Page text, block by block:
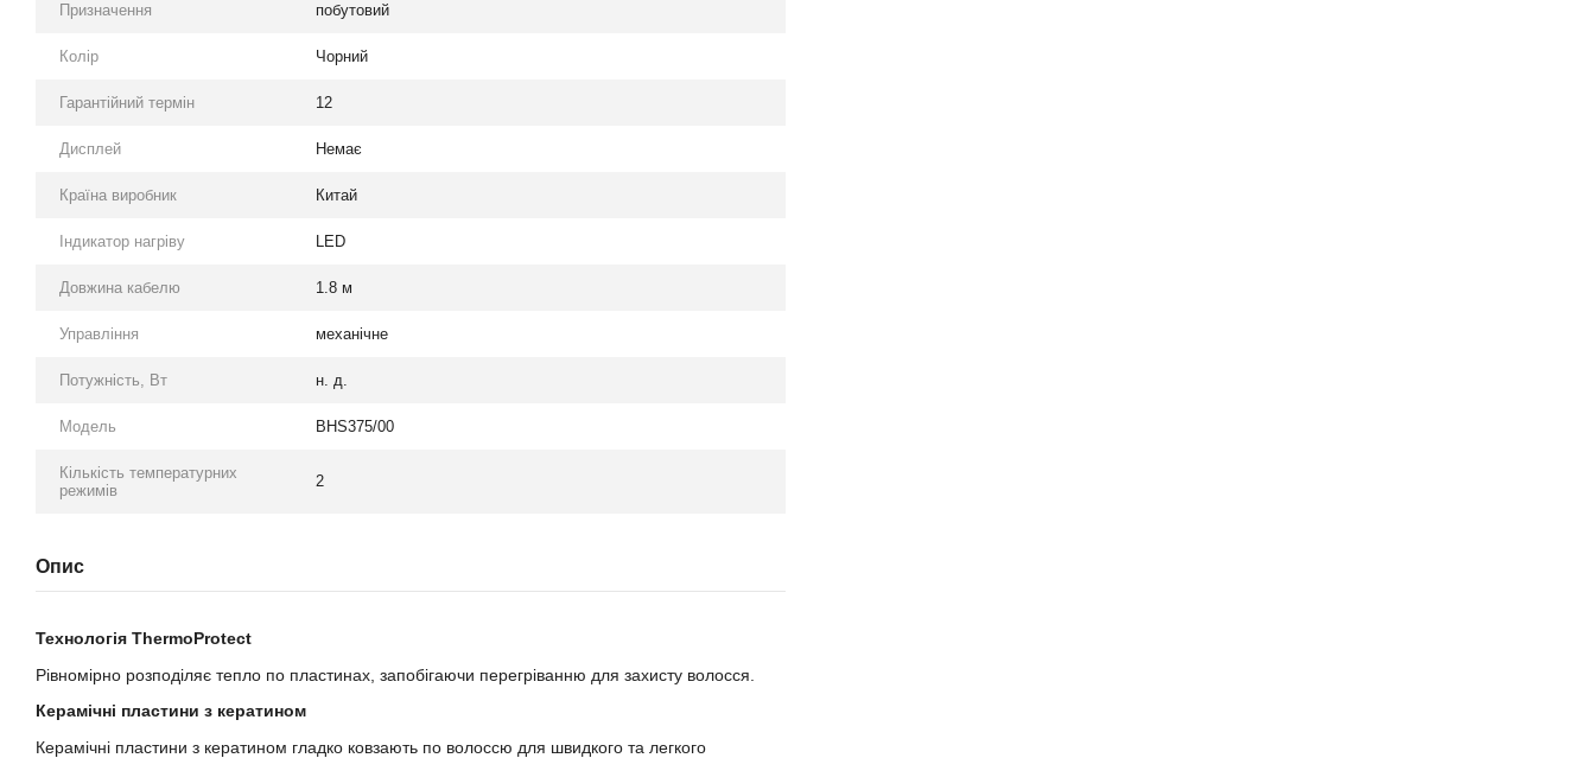
Призначення побутовий
Колір Чорний
Гарантійний термін 12
Дисплей Немає
Країна виробник Китай
Індикатор нагріву LED
Довжина кабелю 1.8 м
Управління механічне
Потужність, Вт н. д.
Модель BHS375/00
Кількість температурних
режимів
2
Опис
Технологія ThermoProtect
Рівномірно розподіляє тепло по пластинах, запобігаючи перегріванню для захисту волосся.
Керамічні пластини з кератином
Керамічні пластини з кератином гладко ковзають по волоссю для швидкого та легкого